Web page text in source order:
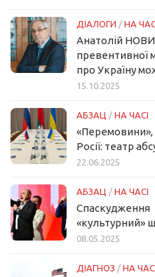
ДІАЛОГИ / НА
Анатолій
превентивної
про Україну
15.10.2025
АБЗАЦ / НА ЧАСІ
«Перемовини»,
Росії: театр
22.06.2025
АБЗАЦ / НА ЧАСІ
Спаскудження
«культурний»
08.05.2025
ДІАГНОЗ / НА